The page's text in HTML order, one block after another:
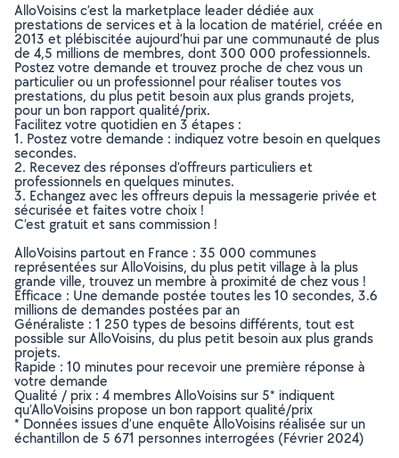
AlloVoisins c’est la marketplace leader dédiée aux
prestations de services et à la location de matériel, créée en
2013 et plébiscitée aujourd’hui par une communauté de plus
de 4,5 millions de membres, dont 300 000 professionnels.
Postez votre demande et trouvez proche de chez vous un
particulier ou un professionnel pour réaliser toutes vos
prestations, du plus petit besoin aux plus grands projets,
pour un bon rapport qualité/prix.
Facilitez votre quotidien en 3 étapes :
1. Postez votre demande : indiquez votre besoin en quelques
secondes.
2. Recevez des réponses d’offreurs particuliers et
professionnels en quelques minutes.
3. Echangez avec les offreurs depuis la messagerie privée et
sécurisée et faites votre choix !
C’est gratuit et sans commission !
AlloVoisins partout en France : 35 000 communes
représentées sur AlloVoisins, du plus petit village à la plus
grande ville, trouvez un membre à proximité de chez vous !
Efficace : Une demande postée toutes les 10 secondes, 3.6
millions de demandes postées par an
Généraliste : 1 250 types de besoins différents, tout est
possible sur AlloVoisins, du plus petit besoin aux plus grands
projets.
Rapide : 10 minutes pour recevoir une première réponse à
votre demande
Qualité / prix : 4 membres AlloVoisins sur 5* indiquent
qu’AlloVoisins propose un bon rapport qualité/prix
* Données issues d’une enquête AlloVoisins réalisée sur un
échantillon de 5 671 personnes interrogées (Février 2024)